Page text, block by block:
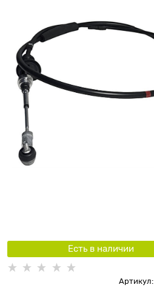
Есть в наличии
Артикул: